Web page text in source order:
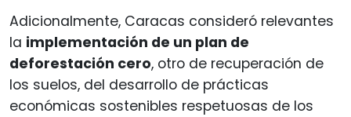
Adicionalmente, Caracas consideró relevantes
la implementación de un plan de
deforestación cero, otro de recuperación de
los suelos, del desarrollo de prácticas
económicas sostenibles respetuosas de los